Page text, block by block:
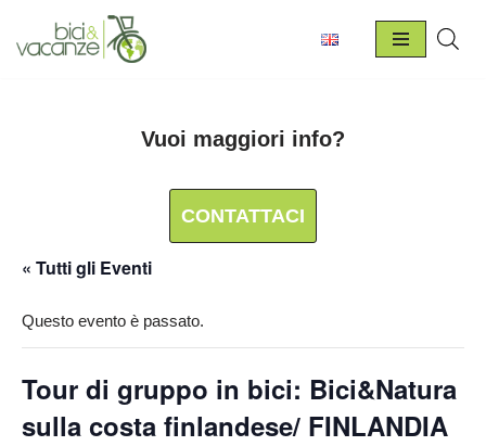
Vai
Vuoi maggiori info?
CONTATTACI
« Tutti gli Eventi
Questo evento è passato.
Tour di gruppo in bici: Bici&Natura
sulla costa finlandese/ FINLANDIA